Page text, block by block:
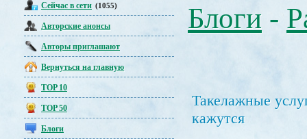
Сейчас в сети (1055)
Авторские анонсы
Авторы приглашают
Вернуться на главную
TOP 10
TOP 50
Блоги
Блоги -
Такелажные
кажутся